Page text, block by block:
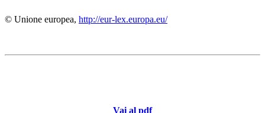
© Unione europea, http://eur-lex.europa.eu/
Vai al pdf